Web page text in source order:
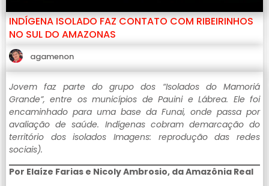
INDÍGENA ISOLADO FAZ CONTATO COM RIBEIRINHOS
NO SUL DO AMAZONAS
agamenon
Jovem faz parte do grupo dos “Isolados do Mamoriá
Grande”, entre os municípios de Pauini e Lábrea. Ele foi
encaminhado para uma base da Funai, onde passa por
avaliação de saúde. Indígenas cobram demarcação do
território dos isolados Imagens: reprodução das redes
sociais).
Por Elaíze Farias e Nicoly Ambrosio, da Amazônia Real